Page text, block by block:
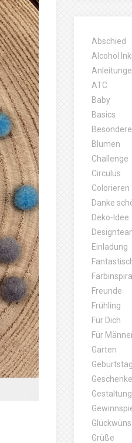
Abschied
Alcohol
ATC
Baby
Basics
Blumen
Challenge
Circulus
Colorieren
Danke
Deko-Idee
Einladung
Freunde
Frühling
Für Dich
Für
Garten
Geburtstag
Geschenke
Grüße